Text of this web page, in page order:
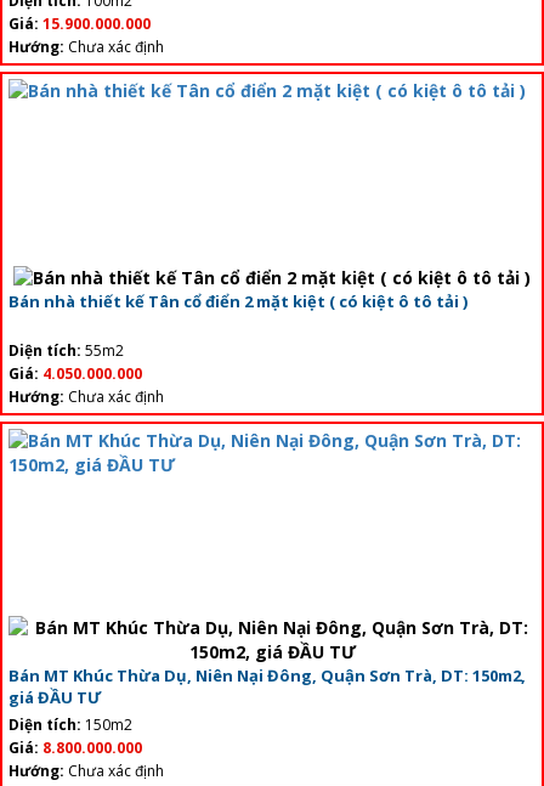
Giá: 15.900.000.000
Hướng: Chưa xác định
Bán nhà thiết kế Tân cổ điển 2 mặt kiệt ( có kiệt ô tô tải )
Diện tích: 55m2
Giá: 4.050.000.000
Hướng: Chưa xác định
Bán MT Khúc Thừa Dụ, Niên Nại Đông, Quận Sơn Trà, DT: 150m2,
giá ĐẦU TƯ
Diện tích: 150m2
Giá: 8.800.000.000
Hướng: Chưa xác định